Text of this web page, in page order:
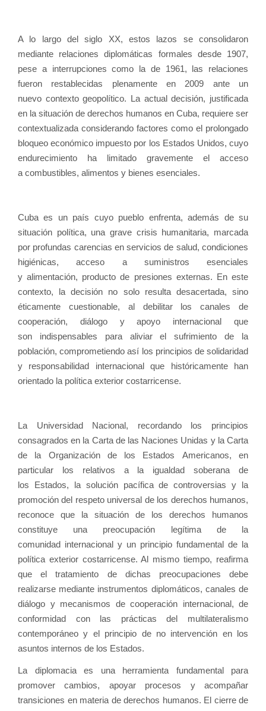
A lo largo del siglo XX, estos lazos se consolidaron
mediante relaciones diplomáticas formales desde 1907,
pese a interrupciones como la de 1961, las relaciones
fueron restablecidas plenamente en 2009 ante un
nuevo contexto geopolítico. La actual decisión, justificada
en la situación de derechos humanos en Cuba, requiere ser
contextualizada considerando factores como el prolongado
bloqueo económico impuesto por los Estados Unidos, cuyo
endurecimiento ha limitado gravemente el acceso
a combustibles, alimentos y bienes esenciales.
Cuba es un país cuyo pueblo enfrenta, además de su
situación política, una grave crisis humanitaria, marcada
por profundas carencias en servicios de salud, condiciones
higiénicas, acceso a suministros esenciales
y alimentación, producto de presiones externas. En este
contexto, la decisión no solo resulta desacertada, sino
éticamente cuestionable, al debilitar los canales de
cooperación, diálogo y apoyo internacional que
son indispensables para aliviar el sufrimiento de la
población, comprometiendo así los principios de solidaridad
y responsabilidad internacional que históricamente han
orientado la política exterior costarricense.
La Universidad Nacional, recordando los principios
consagrados en la Carta de las Naciones Unidas y la Carta
de la Organización de los Estados Americanos, en
particular los relativos a la igualdad soberana de
los Estados, la solución pacífica de controversias y la
promoción del respeto universal de los derechos humanos,
reconoce que la situación de los derechos humanos
constituye una preocupación legítima de la
comunidad internacional y un principio fundamental de la
política exterior costarricense. Al mismo tiempo, reafirma
que el tratamiento de dichas preocupaciones debe
realizarse mediante instrumentos diplomáticos, canales de
diálogo y mecanismos de cooperación internacional, de
conformidad con las prácticas del multilateralismo
contemporáneo y el principio de no intervención en los
asuntos internos de los Estados.
La diplomacia es una herramienta fundamental para
promover cambios, apoyar procesos y acompañar
transiciones en materia de derechos humanos. El cierre de